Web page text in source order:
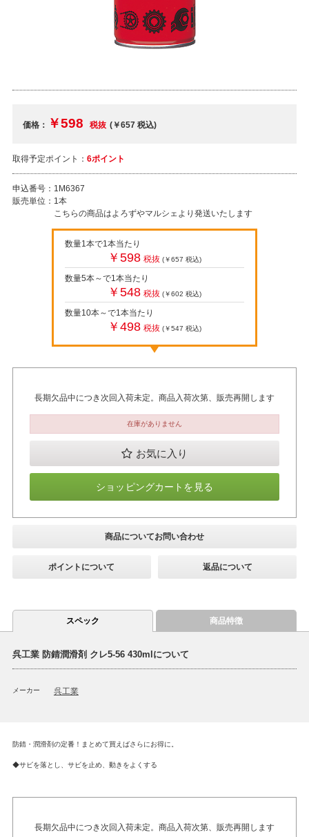
価格： ￥598 税抜 (￥657税込)
取得予定ポイント： 6ポイント
申込番号： 1M6367
販売単位： 1本
こちらの商品はよろずやマルシェより発送いたします
数量1本で1本当たり
￥598 税抜 (￥657 税込)
数量5本～で1本当たり
￥548 税抜 (￥602 税込)
数量10本～で1本当たり
￥498 税抜 (￥547 税込)
長期欠品中につき次回入荷未定。商品入荷次第、販売再開します
在庫がありません
お気に入り
ショッピングカートを見る
商品についてお問い合わせ
ポイントについて 返品について
スペック 商品特徴
呉工業 防錆潤滑剤 クレ5-56 430mlについて
メーカー 呉工業
防錆・潤滑剤の定番！まとめて買えばさらにお得に。
◆サビを落とし、サビを止め、動きをよくする
長期欠品中につき次回入荷未定。商品入荷次第、販売再開します